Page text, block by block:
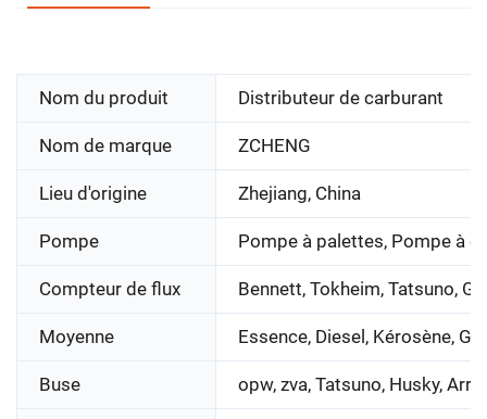
Nom du produit Distributeur de carburant
Nom de marque ZCHENG
Lieu d'origine Zhejiang, China
Pompe Pompe à palettes, Pompe à
Compteur de flux Bennett, Tokheim, Tatsuno,
Moyenne Essence, Diesel, Kérosène,
Buse opw, zva, Tatsuno, Husky,